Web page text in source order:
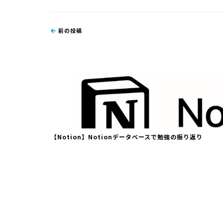
前の投稿
【Notion】Notionデータベースで勉強の振り返り